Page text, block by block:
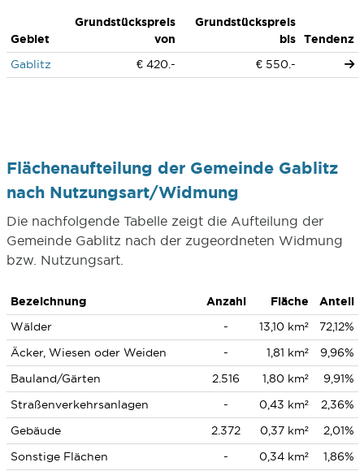
Gebiet
Grundstückspreis
von
Grundstückspreis
bis
Tendenz
Gablitz
€ 420.- € 550.-
Flächenaufteilung der Gemeinde Gablitz
nach Nutzungsart/Widmung
Die nachfolgende Tabelle zeigt die Aufteilung der
Gemeinde Gablitz nach der zugeordneten Widmung
bzw. Nutzungsart.
Bezeichnung Anzahl Fläche
Anteil
Wälder
- 13,10 km²
72,12%
Äcker, Wiesen oder Weiden
- 1,81 km²
9,96%
Bauland/Gärten
2.516 1,80 km²
9,91%
Straßenverkehrsanlagen
- 0,43 km²
2,36%
Gebäude
2.372 0,37 km²
2,01%
Sonstige Flächen
- 0,34 km² 1,86%